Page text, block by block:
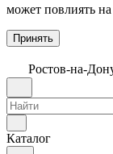
может повлиять
Принять
Ростов-на-
Каталог